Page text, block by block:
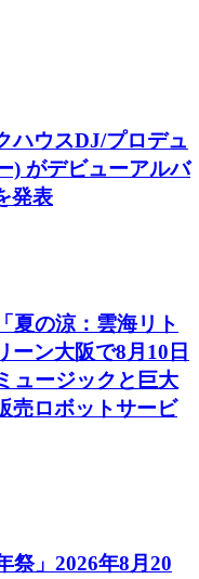
ハウスDJ/プロデュ
) がデビューアルバ
発表
夏の涼：雲海リト
ーン大阪で8月10日
ュージックと巨大
売ロボットサービ
祭」2026年8月20